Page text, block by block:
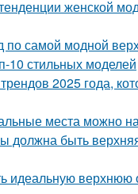
женской
по самой модной
10 стильных моделей
2025 года,
места можно
должна быть
идеальную верхнюю